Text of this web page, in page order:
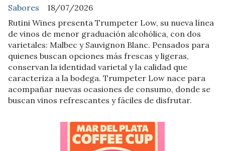
Sabores
18/07/2026
Rutini Wines presenta Trumpeter Low, su nueva línea
de vinos de menor graduación alcohólica, con dos
varietales: Malbec y Sauvignon Blanc. Pensados para
quienes buscan opciones más frescas y ligeras,
conservan la identidad varietal y la calidad que
caracteriza a la bodega. Trumpeter Low nace para
acompañar nuevas ocasiones de consumo, donde se
buscan vinos refrescantes y fáciles de disfrutar.